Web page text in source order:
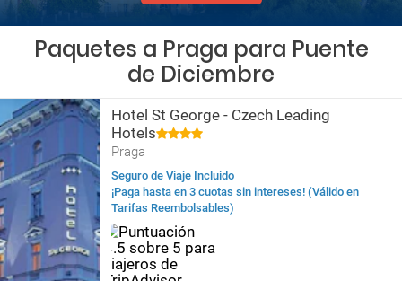
Paquetes a Praga para Puente
de Diciembre
Hotel St George - Czech Leading
Hotels
Praga
Seguro de Viaje Incluido
¡Paga hasta en 3 cuotas sin intereses! (Válido en
Tarifas Reembolsables)